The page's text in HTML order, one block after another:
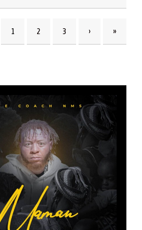
1 2 3 › »